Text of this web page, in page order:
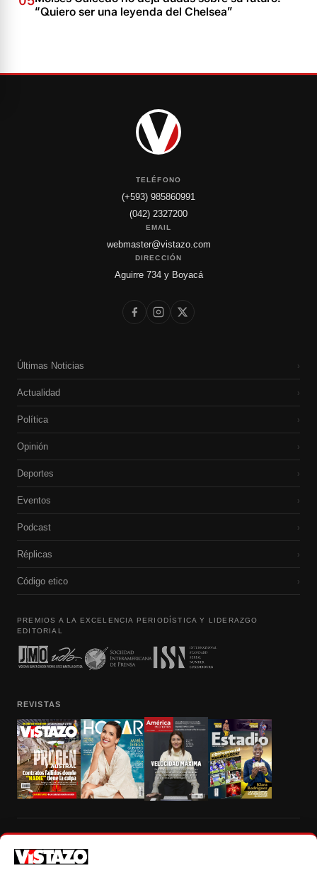
“Quiero ser una leyenda del Chelsea”
TELÉFONO
(+593) 985860991
(042) 2327200
EMAIL
webmaster@vistazo.com
DIRECCIÓN
Aguirre 734 y Boyacá
Últimas Noticias ›
Actualidad ›
Política ›
Opinión ›
Deportes ›
Eventos ›
Podcast ›
Réplicas ›
Código etico ›
PREMIOS A LA EXCELENCIA PERIODÍSTICA Y LIDERAZGO
EDITORIAL
REVISTAS
autorización escrita de su titular, de todos los contenidos de Vistazo.com.